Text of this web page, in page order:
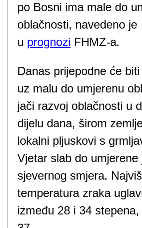
po Bosni ima male do
oblačnosti, navedeno je
u prognozi FHMZ-a.
Danas prijepodne će
uz malu do umjerenu
jači razvoj oblačnosti u
dijelu dana, širom
lokalni pljuskovi s
Vjetar slab do umjerene
sjevernog smjera.
temperatura zraka
između 28 i 34